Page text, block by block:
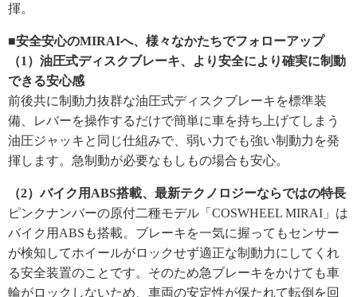
揮。
■安全安心のMIRAIへ、様々なかたちでフォローアップ
（1）油圧式ディスクブレーキ、より安全により確実に制動
できる安心感
前後共に制動力抜群な油圧式ディスクブレーキを標準装
備、レバーを操作するだけで簡単に車を持ち上げてしまう
油圧ジャッキと同じ仕組みで、弱い力でも強い制動力を発
揮します。急制動が必要なもしもの場合も安心。
（2）バイク用ABS搭載、最新テクノロジーならではの特長
ピンクナンバーの原付二種モデル「COSWHEEL MIRAI」は
バイク用ABSも搭載。ブレーキを一気に握ってもセンサー
が検知してホイールがロックせず適正な制動力にしてくれ
る安全装置のことです。そのため急ブレーキをかけても車
輪がロックしないため、車両の安定性が保たれて転倒を回